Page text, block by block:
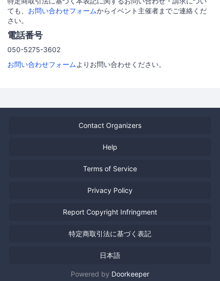
ても、 お問い合わせフォームからイベント主催者までご連絡くだ
さい。
電話番号
050-5275-3602
お問い合わせフォームよりお問い合わせください。
Contact Organizers
Help
Terms of Service
Privacy Policy
Report Copyright Infringment
特定商取引法に基づく表記
日本語
Powered by Doorkeeper